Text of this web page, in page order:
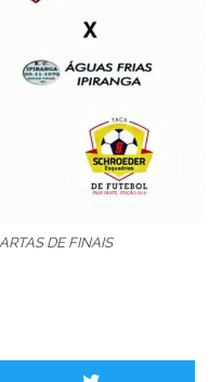
DE FINAIS